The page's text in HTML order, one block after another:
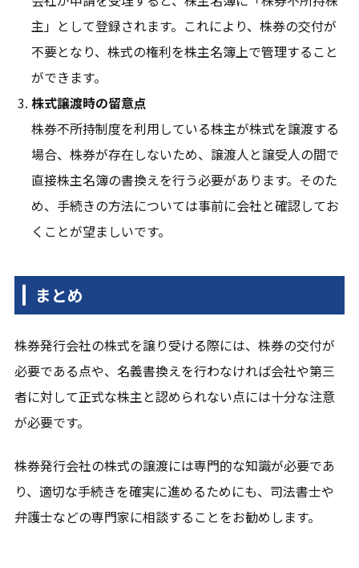
主」として登録されます。これにより、株券の交付が
不要となり、株式の権利を株主名簿上で管理すること
ができます。
株式譲渡時の留意点
株券不所持制度を利用している株主が株式を譲渡する
場合、株券が存在しないため、譲渡人と譲受人の間で
直接株主名簿の書換えを行う必要があります。そのた
め、手続きの方法については事前に会社と確認してお
くことが望ましいです。
まとめ
株券発行会社の株式を譲り受ける際には、株券の交付が
必要である点や、名義書換えを行わなければ会社や第三
者に対して正式な株主と認められない点には十分な注意
が必要です。
株券発行会社の株式の譲渡には専門的な知識が必要であ
り、適切な手続きを確実に進めるためにも、司法書士や
弁護士などの専門家に相談することをお勧めします。